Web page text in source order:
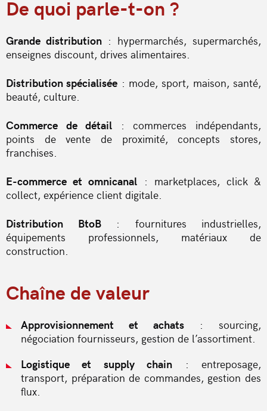
De quoi parle-t-on ?
Grande distribution : hypermarchés, supermarchés,
enseignes discount, drives alimentaires.
Distribution spécialisée : mode, sport, maison, santé,
beauté, culture.
Commerce de détail : commerces indépendants,
points de vente de proximité, concepts stores,
franchises.
E-commerce et omnicanal : marketplaces, click &
collect, expérience client digitale.
Distribution BtoB: fournitures industrielles,
équipements professionnels, matériaux de
construction.
Chaîne de valeur
Approvisionnement et achats : sourcing,
négociation fournisseurs, gestion de l’assortiment.
Logistique et supply chain : entreposage,
transport, préparation de commandes, gestion des
flux.